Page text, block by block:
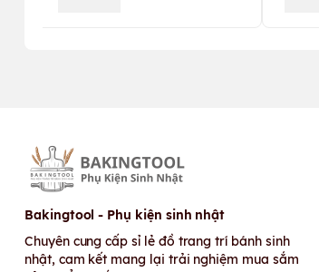
Bakingtool - Phụ kiện sinh nhật
Chuyên cung cấp sỉ lẻ đồ trang trí bánh sinh
nhật, cam kết mang lại trải nghiệm mua sắm